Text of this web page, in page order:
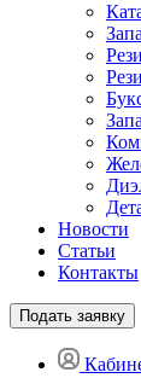
Новости
Статьи
Контакты
Подать заявку